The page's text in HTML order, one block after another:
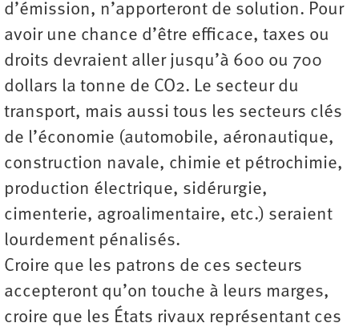
d’émission, n’apporteront de solution. Pour
avoir une chance d’être efficace, taxes ou
droits devraient aller jusqu’à 600 ou 700
dollars la tonne de CO2. Le secteur du
transport, mais aussi tous les secteurs clés
de l’économie (automobile, aéronautique,
construction navale, chimie et pétrochimie,
production électrique, sidérurgie,
cimenterie, agroalimentaire, etc.) seraient
lourdement pénalisés.
Croire que les patrons de ces ­secteurs
accepteront qu’on touche à leurs marges,
croire que les États rivaux représentant ces